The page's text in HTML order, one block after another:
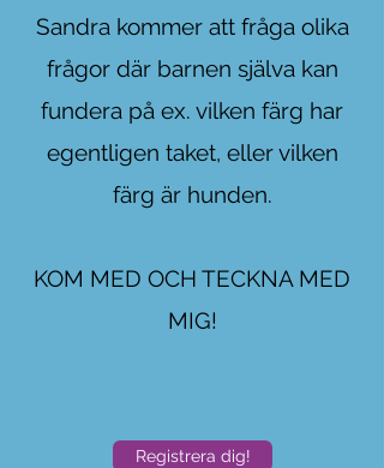
Sandra kommer att fråga olika
frågor där barnen själva kan
fundera på ex. vilken färg har
egentligen taket, eller vilken
färg är hunden.
KOM MED OCH TECKNA MED
MIG!
Registrera dig!